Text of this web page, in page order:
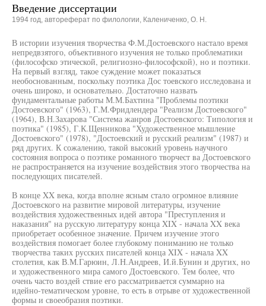
Введение диссертации
1994 год, автореферат по филологии, Калениченко, О. Н.
В истории изучения творчества Ф.М.Достоевского настало время
непредвзятого, объективного изучения не только проблематики
(философско этической, религиозно-философской), но и поэтики.
На первый взгляд, такое суждение может показаться
необоснованным, поскольку поэтика Дос тоевского исследована и
очень широко, и основательно. Достаточно назвать
фундаментальные работы М.М.Бахтина "Проблемы поэтики
Достоевского" (1963), Г.М.Фридлендера "Реализм Достоевского"
(1964), В.Н.Захарова "Система жанров Достоевского: Типология и
поэтика" (1985), Г.К.Щенникова "Художественное мышление
Достоевского" (1978), "Достоевский и русский реализм" (1987) и
ряд других. К сожалению, такой высокий уровень научного
состояния вопроса о поэтике романного творчест ва Достоевского
не распространяется на изучение воздействия этого творчества на
последующих писателей.
В конце XX века, когда вполне ясным стало огромное влияние
Достоевского на развитие мировой литературы, изучение
воздействия художественных идей автора "Преступления и
наказания" на русскую литературу конца XIX - начала XX века
приобретает особенное значение. Причем изучение этого
воздействия помогает более глубокому пониманию не только
творчества таких русских писателей конца XIX - начала XX
столетия, как В.М.Гарюин, Л.Н.Андреев, И.й.Бунин и других, но
и художественного мира самого Достоевского. Тем более, что
очень часто воздей ствие его рассматривается суммарно на
идейно-тематическом уровне, то есть в отрыве от художественной
формы и своеобразия поэтики.